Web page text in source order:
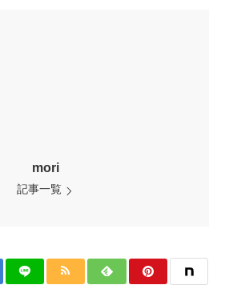
mori
記事一覧